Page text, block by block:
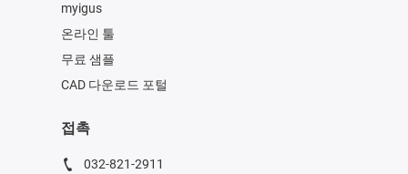
myigus
온라인 툴
무료 샘플
CAD 다운로드 포털
접촉
032-821-2911